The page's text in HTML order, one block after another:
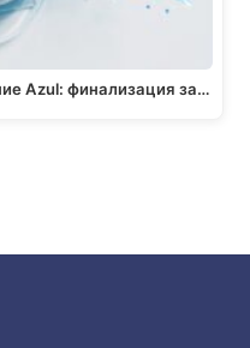
Azul: финализация за…